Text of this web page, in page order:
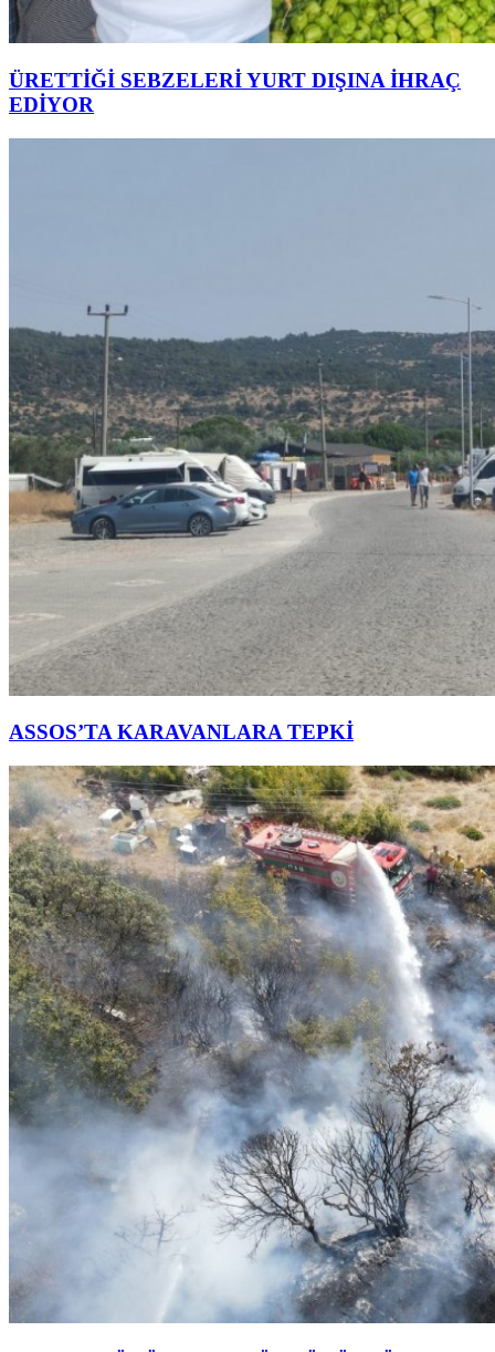
ÜRETTİĞİ SEBZELERİ YURT DIŞINA İHRAÇ
EDİYOR
ASSOS’TA KARAVANLARA TEPKİ